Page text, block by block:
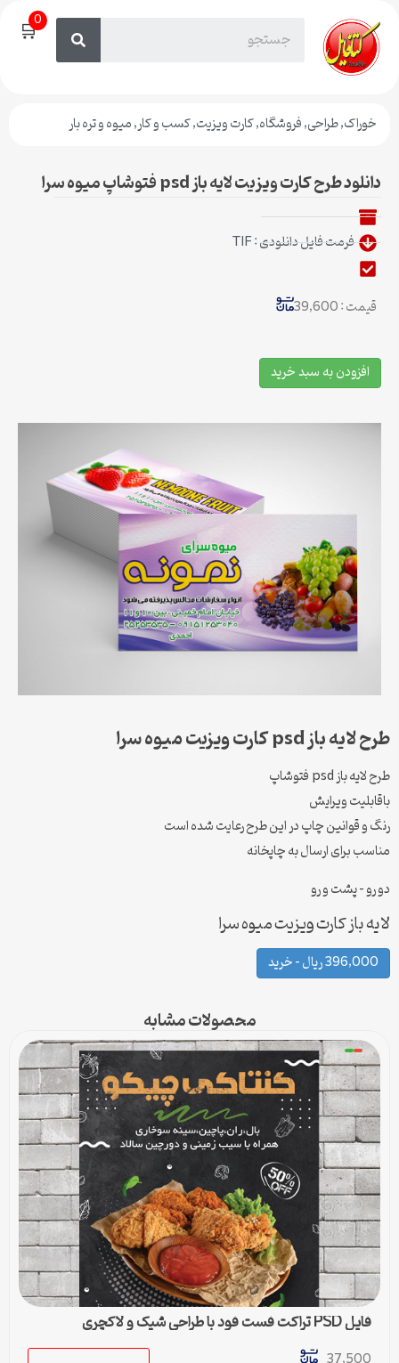
🛒0
خوراک,طراحی,فروشگاه,کارت ویزیت,کسب و کار,میوه و تره بار
دانلود طرح کارت ویزیت لایه باز psd فتوشاپ میوه سرا
فرمت فایل دانلودی : TIF
قیمت : 39,600
افزودن به سبد خرید
طرح لایه باز psd کارت ویزیت میوه سرا
طرح لایه باز psd فتوشاپ
باقابلیت ویرایش
رنگ و قوانین چاپ در این طرح رعایت شده است
مناسب برای ارسال به چاپخانه
دو رو – پشت و رو
لایه باز کارت ویزیت میوه سرا
396,000 ریال – خرید
محصولات مشابه
فایل PSD تراکت فست فود با طراحی شیک و لاکچری